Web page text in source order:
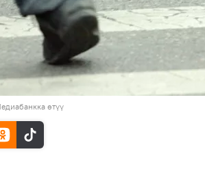
өтүү